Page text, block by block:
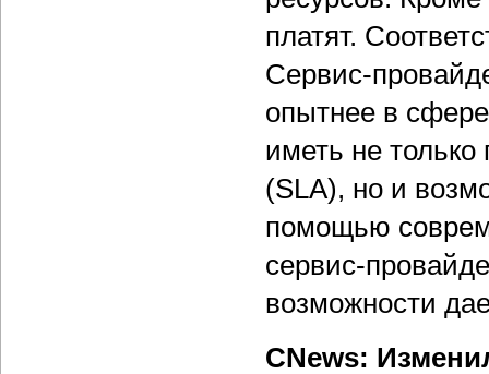
платят.
Сервис-
опытнее в
иметь не
(SLA), но и
помощью
сервис-
возможности
CNews: